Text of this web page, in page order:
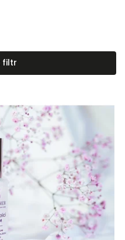
filtr